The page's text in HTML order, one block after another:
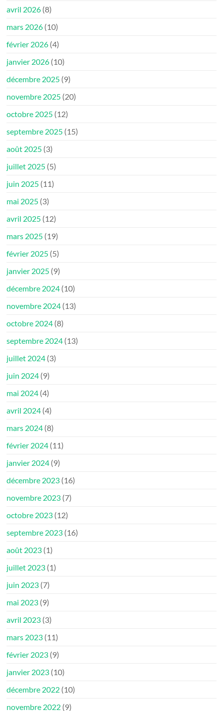
avril 2026 (8)
mars 2026 (10)
février 2026 (4)
janvier 2026 (10)
décembre 2025 (9)
novembre 2025 (20)
octobre 2025 (12)
septembre 2025 (15)
août 2025 (3)
juillet 2025 (5)
juin 2025 (11)
mai 2025 (3)
avril 2025 (12)
mars 2025 (19)
février 2025 (5)
janvier 2025 (9)
décembre 2024 (10)
novembre 2024 (13)
octobre 2024 (8)
septembre 2024 (13)
juillet 2024 (3)
juin 2024 (9)
mai 2024 (4)
avril 2024 (4)
mars 2024 (8)
février 2024 (11)
janvier 2024 (9)
décembre 2023 (16)
novembre 2023 (7)
octobre 2023 (12)
septembre 2023 (16)
août 2023 (1)
juillet 2023 (1)
juin 2023 (7)
mai 2023 (9)
avril 2023 (3)
mars 2023 (11)
février 2023 (9)
janvier 2023 (10)
décembre 2022 (10)
novembre 2022 (9)